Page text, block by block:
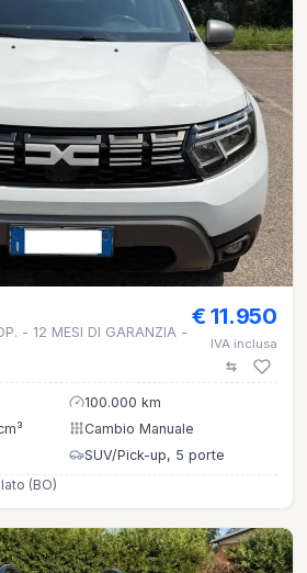
- 12 MESI DI GARANZIA -
€ 11.950
IVA inclusa
100.000 km
Cambio Manuale
SUV/Pick-up, 5 porte
(BO)